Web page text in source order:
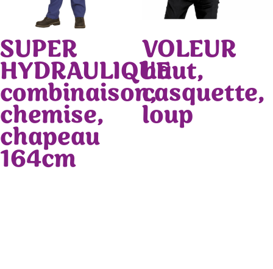
SUPER
HYDRAULIQUE
combinaison,
chemise,
chapeau
164cm
VOLEUR
haut,
casquette,
loup